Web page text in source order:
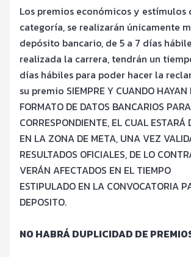
Los premios económicos y estímulos
categoría, se realizarán únicamente
depósito bancario, de 5 a 7 días h
realizada la carrera, tendrán un
días hábiles para poder hacer la
su premio SIEMPRE Y CUANDO HAYAN
FORMATO DE DATOS BANCARIOS
CORRESPONDIENTE, EL CUAL ESTARÁ
EN LA ZONA DE META, UNA VEZ
RESULTADOS OFICIALES, DE LO
VERÁN AFECTADOS EN EL TIEMPO
ESTIPULADO EN LA CONVOCATORIA
DEPOSITO.
NO HABRÁ DUPLICIDAD DE